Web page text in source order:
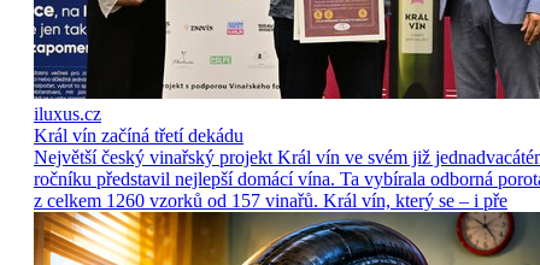
iluxus.cz
Král vín začíná třetí dekádu
Největší český vinařský projekt Král vín ve svém již
ročníku představil nejlepší domácí vína. Ta vybírala odborná
z celkem 1260 vzorků od 157 vinařů. Král vín, který se – i pře